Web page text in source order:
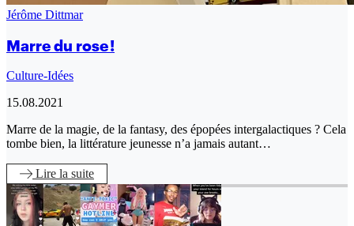
Jérôme Dittmar
Marre du rose !
Culture-Idées
15.08.2021
Marre de la magie, de la fantasy, des épopées intergalactiques ? Cela
tombe bien, la littérature jeunesse n’a jamais autant…
Lire la suite